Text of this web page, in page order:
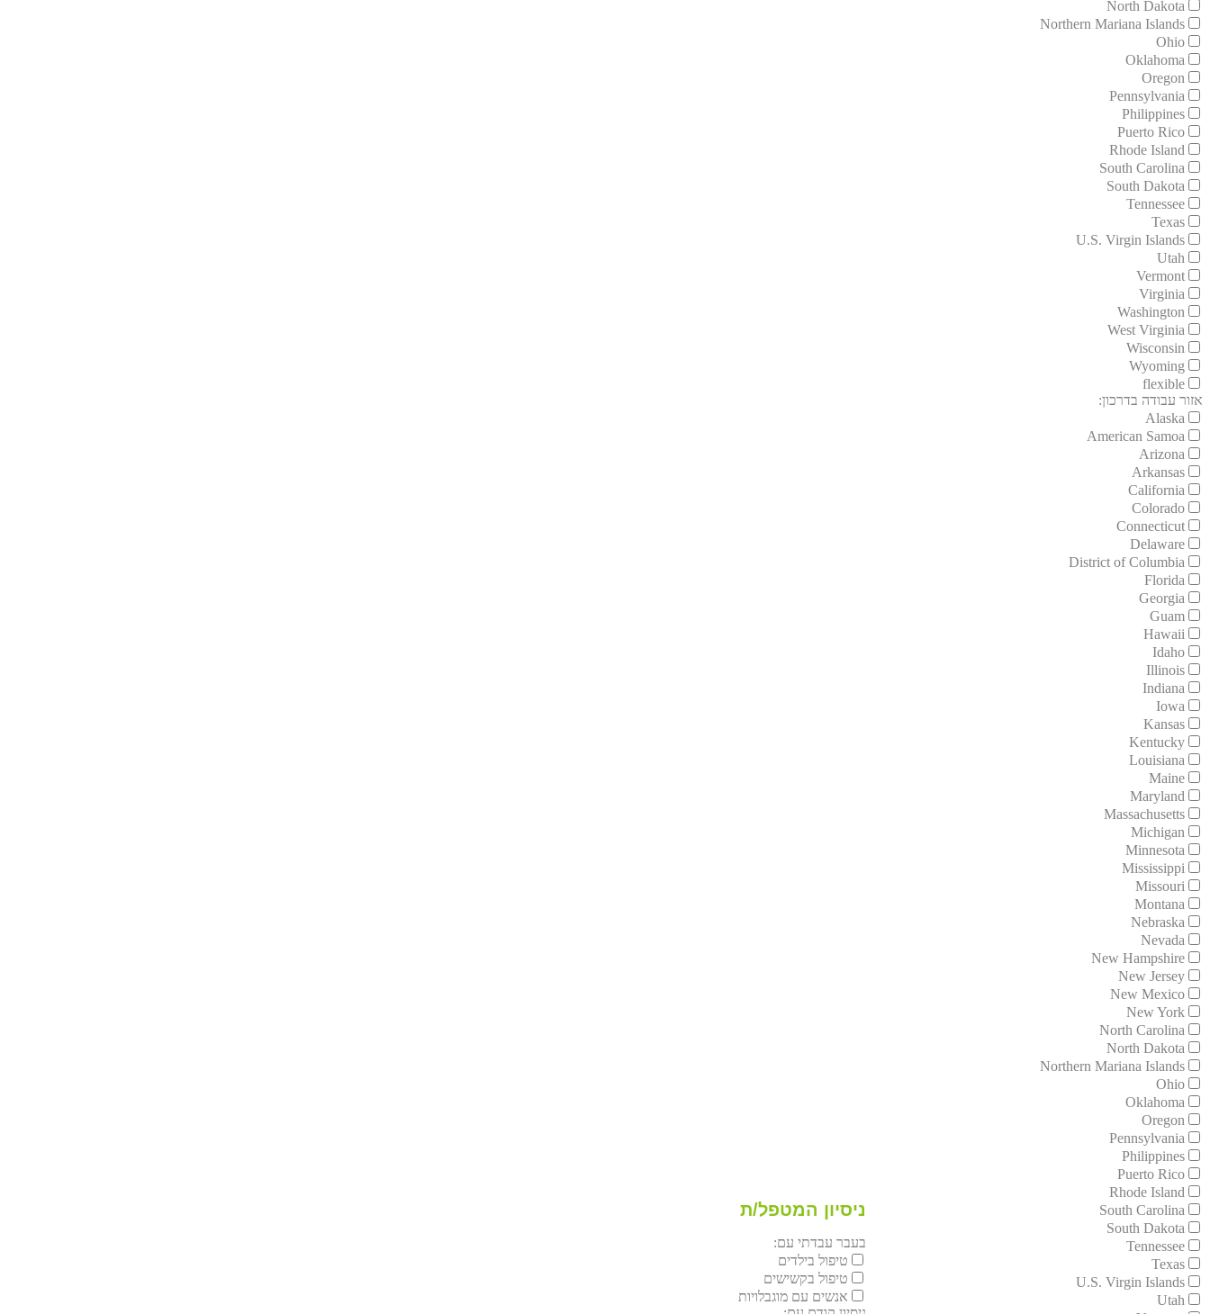
North Dakota
Northern Mariana Islands
Ohio
Oklahoma
Oregon
Pennsylvania
Philippines
Puerto Rico
Rhode Island
South Carolina
South Dakota
Tennessee
Texas
U.S. Virgin Islands
Utah
Vermont
Virginia
Washington
West Virginia
Wisconsin
Wyoming
flexible
אזור עבודה בדרכון:
Alaska
American Samoa
Arizona
Arkansas
California
Colorado
Connecticut
Delaware
District of Columbia
Florida
Georgia
Guam
Hawaii
Idaho
Illinois
Indiana
Iowa
Kansas
Kentucky
Louisiana
Maine
Maryland
Massachusetts
Michigan
Minnesota
Mississippi
Missouri
Montana
Nebraska
Nevada
New Hampshire
New Jersey
New Mexico
New York
North Carolina
North Dakota
Northern Mariana Islands
Ohio
Oklahoma
Oregon
Pennsylvania
Philippines
Puerto Rico
Rhode Island
South Carolina
South Dakota
Tennessee
Texas
U.S. Virgin Islands
Utah
ניסיון המטפל/ת
בעבר עבדתי עם:
טיפול בילדים
טיפול בקשישים
אנשים עם מוגבלויות